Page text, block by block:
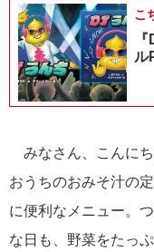
こ
ル
みなさん、こんに
おうちのおみそ汁の
に便利なメニュー。
な日も、野菜をたっ